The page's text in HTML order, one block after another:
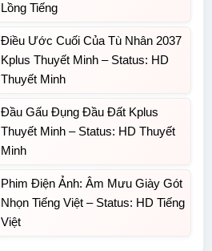
Lồng Tiếng
Điều Ước Cuối Của Tù Nhân 2037
Kplus Thuyết Minh – Status: HD
Thuyết Minh
Đầu Gấu Đụng Đầu Đất Kplus
Thuyết Minh – Status: HD Thuyết
Minh
Phim Điện Ảnh: Âm Mưu Giày Gót
Nhọn Tiếng Việt – Status: HD Tiếng
Việt